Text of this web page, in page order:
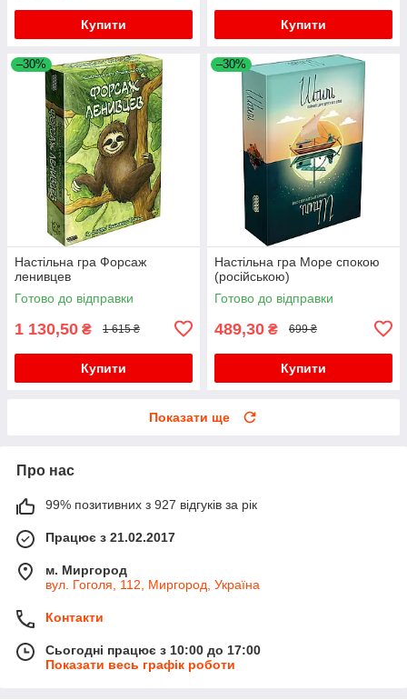
Купити Купити
–30%
Настільна гра Форсаж
ленивцев
Готово до відправки
1 130,50 ₴ 1 615 ₴
Купити
–30%
Настільна гра Море спокою
(російською)
Готово до відправки
489,30 ₴ 699 ₴
Купити
Показати ще
Про нас
99% позитивних з 927 відгуків за рік
Працює з 21.02.2017
м. Миргород
вул. Гоголя, 112, Миргород, Україна
Контакти
Сьогодні працює з 10:00 до 17:00
Показати весь графік роботи